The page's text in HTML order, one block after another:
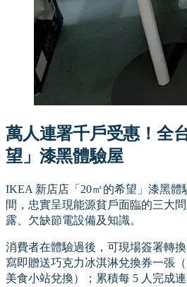
萬人連署千戶受惠！全
望」漆黑體驗屋
IKEA 新店店「20㎡的希望」漆黑體
間，忠實呈現能源貧戶面臨的三大
露、欠缺節電設備及知識。
消費者在體驗過後，可現場簽署轉
寫即贈送巧克力冰淇淋兌換券一張
美食小站兌換）；累積每 5 人完成